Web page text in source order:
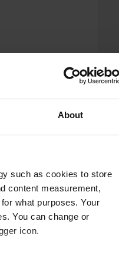
About
such as cookies to store
content measurement,
what purposes. Your
You can change or
icon.